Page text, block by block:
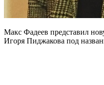
Макс Фадеев представил
Игоря Пиджакова под